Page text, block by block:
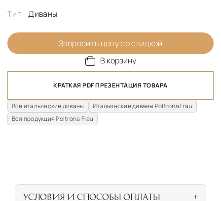
Тип
Диваны
Запросить цену со скидкой
В корзину
КРАТКАЯ PDF ПРЕЗЕНТАЦИЯ ТОВАРА
Все итальянские диваны
Итальянские диваны Poltrona Frau
Вся продукция Poltrona Frau
УСЛОВИЯ И СПОСОБЫ ОПЛАТЫ